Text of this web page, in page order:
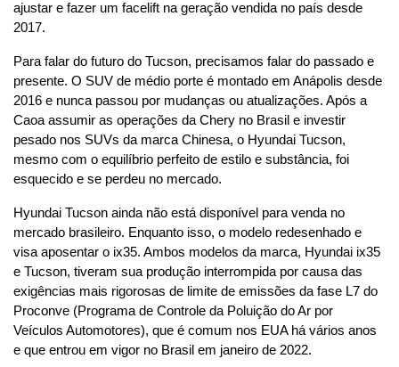
ajustar e fazer um facelift na geração vendida no país desde
2017.
Para falar do futuro do Tucson, precisamos falar do passado e
presente. O SUV de médio porte é montado em Anápolis desde
2016 e nunca passou por mudanças ou atualizações. Após a
Caoa assumir as operações da Chery no Brasil e investir
pesado nos SUVs da marca Chinesa, o Hyundai Tucson,
mesmo com o equilíbrio perfeito de estilo e substância, foi
esquecido e se perdeu no mercado.
Hyundai Tucson ainda não está disponível para venda no
mercado brasileiro. Enquanto isso, o modelo redesenhado e
visa aposentar o ix35. Ambos modelos da marca, Hyundai ix35
e Tucson, tiveram sua produção interrompida por causa das
exigências mais rigorosas de limite de emissões da fase L7 do
Proconve (Programa de Controle da Poluição do Ar por
Veículos Automotores), que é comum nos EUA há vários anos
e que entrou em vigor no Brasil em janeiro de 2022.